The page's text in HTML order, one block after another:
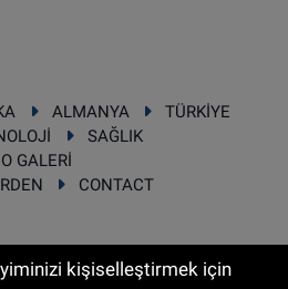
ALMANYA
TÜRKİYE
SAĞLIK
GALERİ
CONTACT
kişiselleştirmek için